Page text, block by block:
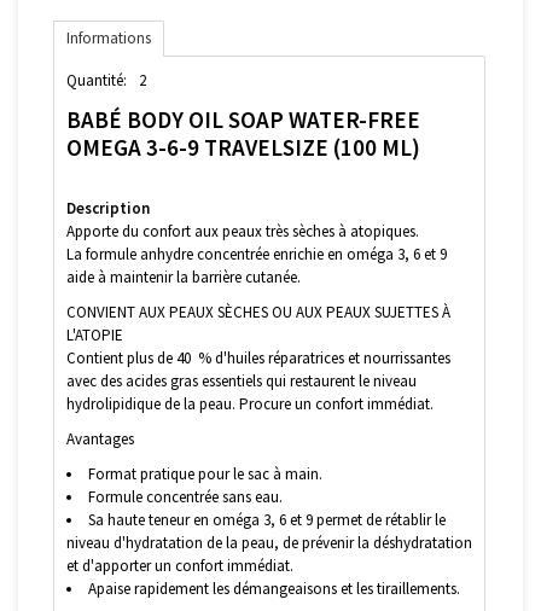
Informations
Quantité: 2
BABÉ BODY OIL SOAP WATER-FREE
OMEGA 3-6-9 TRAVELSIZE (100 ML)
Description
Apporte du confort aux peaux très sèches à atopiques.
La formule anhydre concentrée enrichie en oméga 3, 6 et 9
aide à maintenir la barrière cutanée.
CONVIENT AUX PEAUX SÈCHES OU AUX PEAUX SUJETTES À
L'ATOPIE
Contient plus de 40 % d'huiles réparatrices et nourrissantes
avec des acides gras essentiels qui restaurent le niveau
hydrolipidique de la peau. Procure un confort immédiat.
Avantages
Format pratique pour le sac à main.
Formule concentrée sans eau.
Sa haute teneur en oméga 3, 6 et 9 permet de rétablir le
niveau d'hydratation de la peau, de prévenir la déshydratation
et d'apporter un confort immédiat.
Apaise rapidement les démangeaisons et les tiraillements.